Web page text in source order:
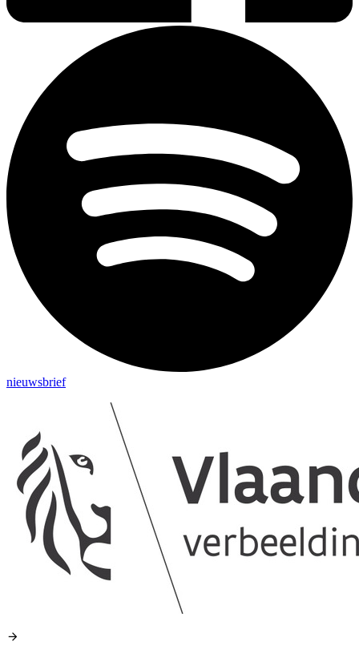
nieuwsbrief